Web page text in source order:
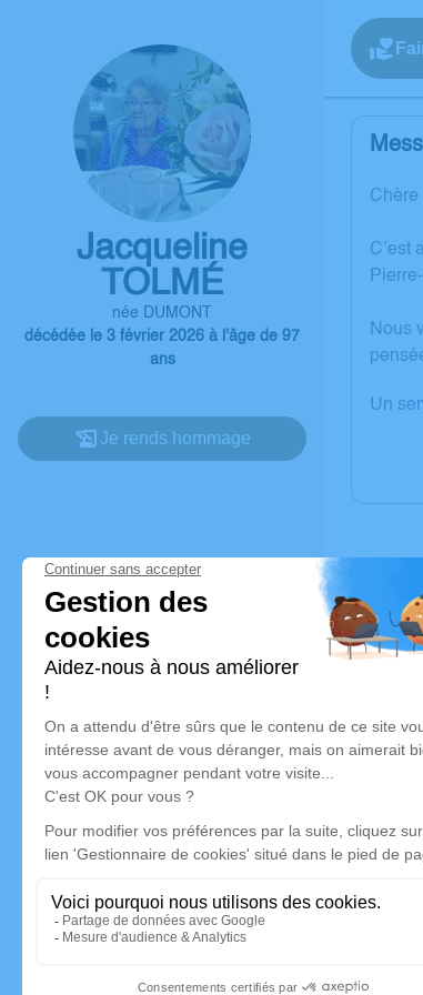
Jacqueline
TOLMÉ
née DUMONT
décédée le 3 février 2026 à l'âge de 97
ans
Je rends hommage
Chère
C’est
Nous
Un